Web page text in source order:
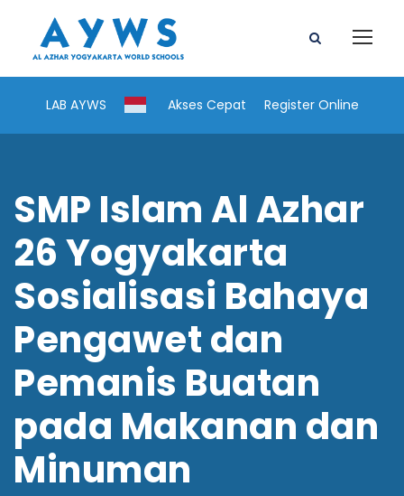
LAB AYWS Akses Cepat Register Online
SMP Islam Al Azhar
26 Yogyakarta
Sosialisasi Bahaya
Pengawet dan
Pemanis Buatan
pada Makanan dan
Minuman